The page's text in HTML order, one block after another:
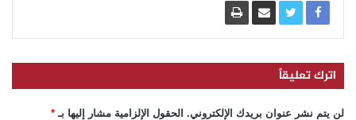
اترك تعليقاً
لن يتم نشر عنوان بريدك الإلكتروني. الحقول الإلزامية مشار إليها بـ *